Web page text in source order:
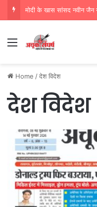
Menu
Home /देश विदेश
देश विदेश